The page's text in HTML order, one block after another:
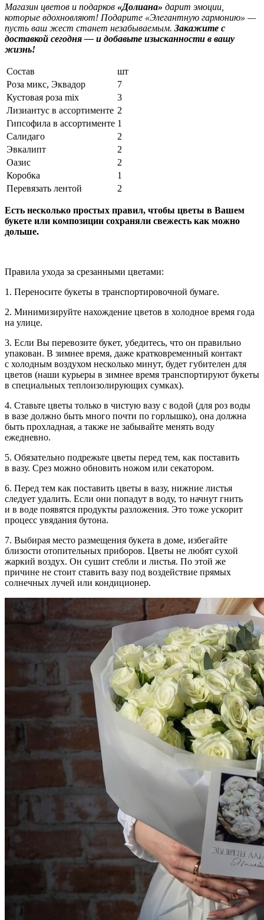
Магазин цветов и подарков «Долиана» дарит эмоции,
которые вдохновляют! Подарите «Элегантную гармонию» —
пусть ваш жест станет незабываемым. Закажите с
доставкой сегодня — и добавьте изысканности в вашу
жизнь!
Состав
шт
Роза микс, Эквадор
7
Кустовая роза mix
3
Лизиантус в ассортименте 2
Гипсофила в ассортименте 1
Салидаго
2
Эвкалипт
2
Оазис
2
Коробка
1
Перевязать лентой
2
Есть несколько простых правил, чтобы цветы в Вашем
букете или композиции сохраняли свежесть как можно
дольше.
Правила ухода за срезанными цветами:
1. Переносите букеты в транспортировочной бумаге.
2. Минимизируйте нахождение цветов в холодное время года
на улице.
3. Если Вы перевозите букет, убедитесь, что он правильно
упакован. В зимнее время, даже кратковременный контакт
с холодным воздухом несколько минут, будет губителен для
цветов (наши курьеры в зимнее время транспортируют букеты
в специальных теплоизолирующих сумках).
4. Ставьте цветы только в чистую вазу с водой (для роз воды
в вазе должно быть много почти по горлышко), она должна
быть прохладная, а также не забывайте менять воду
ежедневно.
5. Обязательно подрежьте цветы перед тем, как поставить
в вазу. Срез можно обновить ножом или секатором.
6. Перед тем как поставить цветы в вазу, нижние листья
следует удалить. Если они попадут в воду, то начнут гнить
и в воде появятся продукты разложения. Это тоже ускорит
процесс увядания бутона.
7. Выбирая место размещения букета в доме, избегайте
близости отопительных приборов. Цветы не любят сухой
жаркий воздух. Он сушит стебли и листья. По этой же
причине не стоит ставить вазу под воздействие прямых
солнечных лучей или кондиционер.